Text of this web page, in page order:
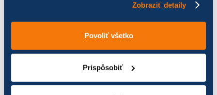
Zobraziť detaily
Povoliť všetko
Prispôsobiť
78
Trhači asfaltu 78 978,97